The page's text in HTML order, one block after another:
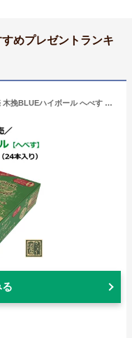
めプレゼントランキ
150円OFFクーポン対象 宮崎限定販売 木挽BLUEハイボール へべす 糖質ゼロ 雲海酒造 350ml 缶 24本 1ケース ハイボール缶 ソーダ割り 缶チューハイ 酒 アルコール レモンサワー 箱買い ギフト 誕生日 プレゼント アウトドア 送料無料 こびきブルー 芋焼酎 焼酎ハイボール